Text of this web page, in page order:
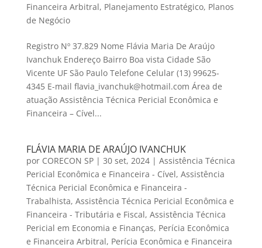
Financeira Arbitral, Planejamento Estratégico, Planos
de Negócio
Registro Nº 37.829 Nome Flávia Maria De Araújo
Ivanchuk Endereço Bairro Boa vista Cidade São
Vicente UF São Paulo Telefone Celular (13) 99625-
4345 E-mail flavia_ivanchuk@hotmail.com Área de
atuação Assistência Técnica Pericial Econômica e
Financeira – Cível...
FLÁVIA MARIA DE ARAÚJO IVANCHUK
por CORECON SP| 30 set, 2024| Assistência Técnica
Pericial Econômica e Financeira - Cível, Assistência
Técnica Pericial Econômica e Financeira -
Trabalhista, Assistência Técnica Pericial Econômica e
Financeira - Tributária e Fiscal, Assistência Técnica
Pericial em Economia e Finanças, Perícia Econômica
e Financeira Arbitral, Perícia Econômica e Financeira